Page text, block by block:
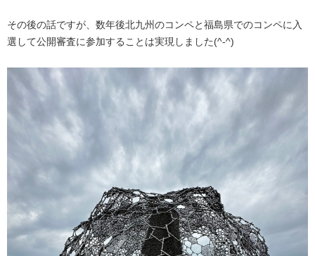
その後の話ですが、数年後北九州のコンペと福島県でのコンペに入
選して公開審査に参加することは実現しました(^-^)